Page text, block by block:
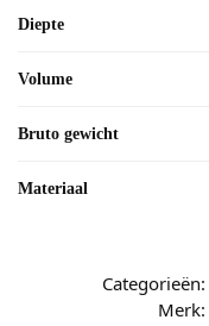
Diepte
Volume
Bruto gewicht
Materiaal
Categorieën:
Merk: